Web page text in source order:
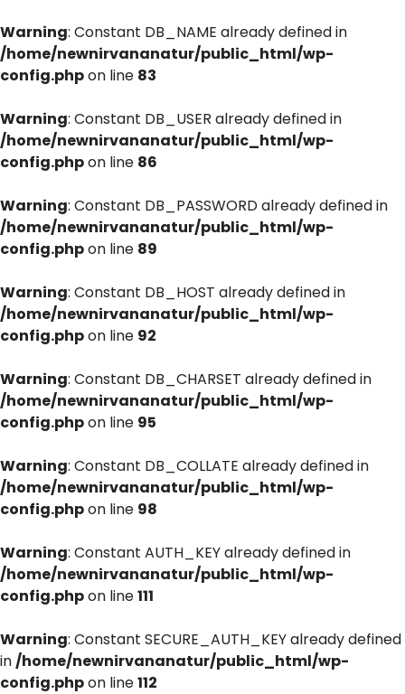
Warning: Constant DB_NAME already defined in
/home/newnirvananatur/public_html/wp-
config.phpon line 83
Warning: Constant DB_USER already defined in
/home/newnirvananatur/public_html/wp-
config.phpon line 86
Warning: Constant DB_PASSWORD already defined in
/home/newnirvananatur/public_html/wp-
config.phpon line 89
Warning: Constant DB_HOST already defined in
/home/newnirvananatur/public_html/wp-
config.phpon line 92
Warning: Constant DB_CHARSET already defined in
/home/newnirvananatur/public_html/wp-
config.phpon line 95
Warning: Constant DB_COLLATE already defined in
/home/newnirvananatur/public_html/wp-
config.phpon line 98
Warning: Constant AUTH_KEY already defined in
/home/newnirvananatur/public_html/wp-
config.phpon line111
Warning: Constant SECURE_AUTH_KEY already defined
in/home/newnirvananatur/public_html/wp-
config.phpon line112